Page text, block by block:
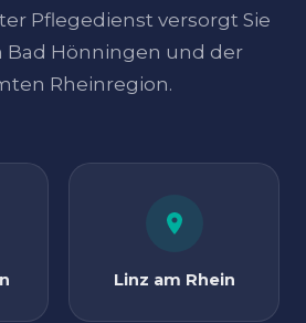
Pflegedienst versorgt Sie
Bad Hönningen und der
Rheinregion.
Linz am Rhein